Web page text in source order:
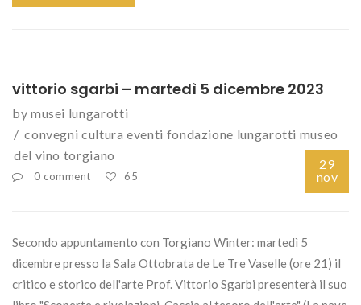
vittorio sgarbi – martedì 5 dicembre 2023
by musei lungarotti
convegni cultura eventi fondazione lungarotti museo
del vino torgiano
0 comment 65
29
nov
Secondo appuntamento con Torgiano Winter: martedì 5
dicembre presso la Sala Ottobrata de Le Tre Vaselle (ore 21) il
critico e storico dell'arte Prof. Vittorio Sgarbi presenterà il suo